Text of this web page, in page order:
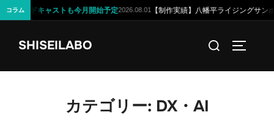
コラム
ッドキャストも今月開始予定2026.08.01【制作実績】八幡平ライジングサンホ
SHISEILABO
検
対
カテゴリー: DX・AI